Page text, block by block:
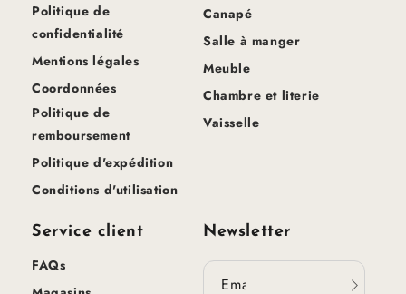
Politique de
confidentialité
Mentions légales
Coordonnées
Politique de
remboursement
Politique d'expédition
Conditions d'utilisation
Canapé
Salle à manger
Meuble
Chambre et literie
Vaisselle
Service client
FAQs
Newsletter
Email